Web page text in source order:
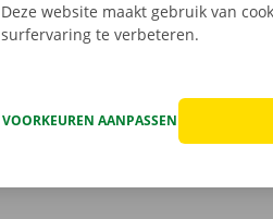
Deze website maakt gebruik van
surfervaring te verbeteren.
VOORKEUREN AANPASSEN